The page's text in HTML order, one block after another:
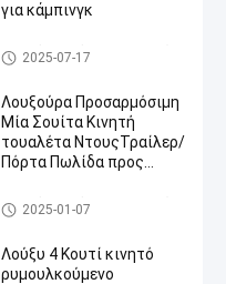
για κάμπινγκ
Κινητό τροχόσπιτο τουαλέτ
ας
2025-07-17
Λουξούρα Προσαρμόσιμη
Μία Σουίτα Κινητή
τουαλέτα ΝτουςΤραίλερ/
Πόρτα Πωλίδα προς
Φεστιβάλ, εξωτερικά,
ταξίδια
Κινητό τροχόσπιτο τουαλέτ
ας
2025-01-07
Λούξυ 4 Κουτί κινητό
ρυμουλκούμενο